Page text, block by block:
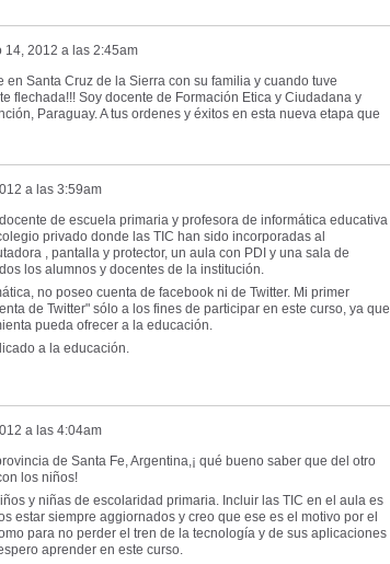
14, 2012 a las 2:45am
Santa Cruz de la Sierra con su familia y cuando tuve
flechada!!! Soy docente de Formación Etica y Ciudadana y
Paraguay. A tus ordenes y éxitos en esta nueva etapa que
a las 3:59am
de escuela primaria y profesora de informática educativa
privado donde las TIC han sido incorporadas al
, pantalla y protector, un aula con PDI y una sala de
los alumnos y docentes de la institución.
no poseo cuenta de facebook ni de Twitter. Mi primer
de Twitter" sólo a los fines de participar en este curso, ya que
pueda ofrecer a la educación.
a la educación.
a las 4:04am
de Santa Fe, Argentina,¡ qué bueno saber que del otro
los niños!
y niñas de escolaridad primaria. Incluir las TIC en el aula es
estar siempre aggiornados y creo que ese es el motivo por el
para no perder el tren de la tecnología y de sus aplicaciones
aprender en este curso.